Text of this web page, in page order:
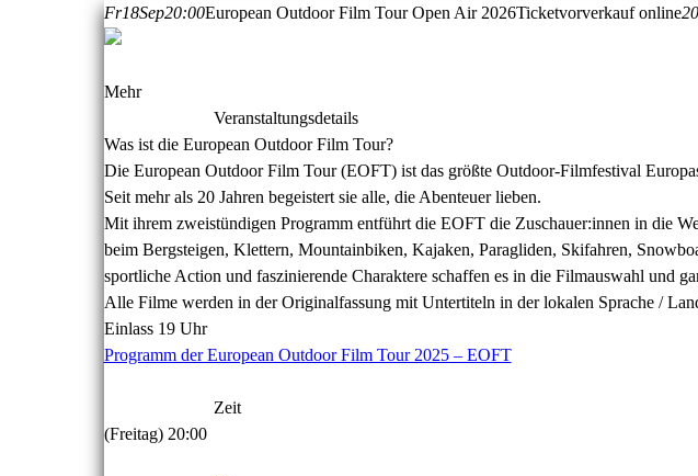
Fr18Sep20:00European Outdoor Film Tour Open Air 2026Ticketvorverkauf online
Mehr
Veranstaltungsdetails
Was ist die European Outdoor Film Tour?
Die European Outdoor Film Tour (EOFT) ist das größte Outdoor-Filmfestival
Seit mehr als 20 Jahren begeistert sie alle, die Abenteuer lieben.
Mit ihrem zweistündigen Programm entführt die EOFT die Zuschauer:innen in die
beim Bergsteigen, Klettern, Mountainbiken, Kajaken, Paragliden, Skifahren,
sportliche Action und faszinierende Charaktere schaffen es in die Filmauswahl und
Alle Filme werden in der Originalfassung mit Untertiteln in der lokalen Sprache /
Einlass 19 Uhr
Programm der European Outdoor Film Tour 2025 – EOFT
Zeit
(Freitag) 20:00